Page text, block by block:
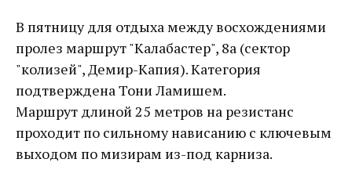
В пятницу для отдыха между восхождениями
пролез маршрут "Калабастер", 8а (сектор
"колизей", Демир-Капия). Категория
подтверждена Тони Ламишем.
Маршрут длиной 25 метров на резистанс
проходит по сильному нависанию с ключевым
выходом по мизирам из-под карниза.